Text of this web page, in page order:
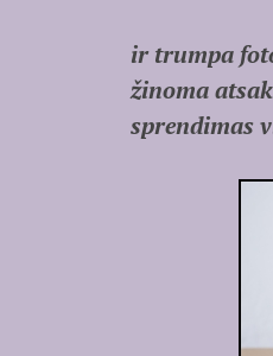
ir trumpa
žinoma
sprendimas